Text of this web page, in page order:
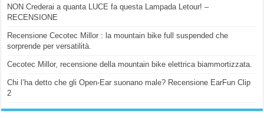
NON Crederai a quanta LUCE fa questa Lampada Letour! –
RECENSIONE
Recensione Cecotec Millor : la mountain bike full suspended che
sorprende per versatilità.
Cecotec Millor, recensione della mountain bike elettrica biammortizzata.
Chi l’ha detto che gli Open-Ear suonano male? Recensione EarFun Clip
2